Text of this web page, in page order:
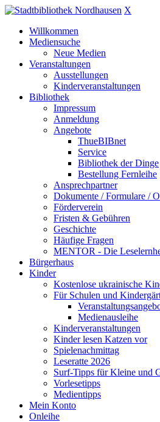
X
Willkommen
Mediensuche
Neue Medien
Veranstaltungen
Ausstellungen
Kinderveranstaltungen
Bibliothek
Impressum
Anmeldung
Angebote
ThueBIBnet
Service
Bibliothek der Dinge
Bestellung Fernleihe
Ansprechpartner
Dokumente / Formulare /
Förderverein
Fristen & Gebühren
Geschichte
Häufige Fragen
MENTOR - Die
Bürgerhaus
Kinder
Kostenlose ukrainische
Für Schulen und
Medienausleihe
Kinderveranstaltungen
Kinder lesen Katzen vor
Spielenachmittag
Leseratte 2026
Surf-Tipps für Kleine und
Vorlesetipps
Medientipps
Mein Konto
Onleihe